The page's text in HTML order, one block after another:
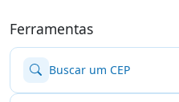
Ferramentas
Buscar um CEP